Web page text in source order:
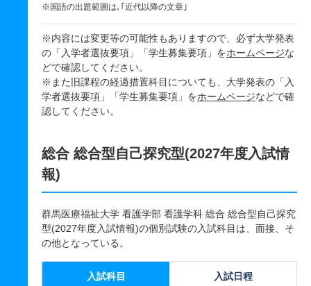
※国語の出題範囲は､｢近代以降の文章｣
※内容には変更等の可能性もありますので、必ず大学発表
の「入学者選抜要項」「学生募集要項」をホームページな
どで確認してください。
※また旧課程の経過措置科目についても、大学発表の「入
学者選抜要項」「学生募集要項」をホームページなどで確
認してください。
総合 総合型自己探究型(2027年度入試情
報)
群馬医療福祉大学 看護学部 看護学科 総合 総合型自己探究
型(2027年度入試情報)の個別試験の入試科目は、面接、そ
の他となっている。
入試科目 入試日程